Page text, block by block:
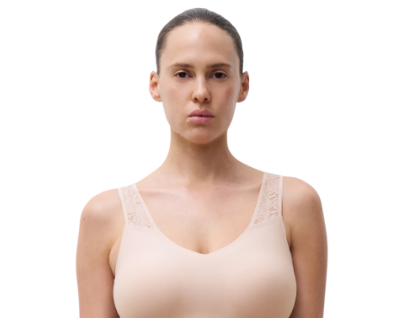
「AFTEE先享後付」，若未經同意申辦者引起之損失，本公司不負相關責
４．使用「AFTEE先享後付」時，將依據個別帳號之用戶狀況，依本公司即
時審查核予不同之上限額度；若仍有額度不足之情形，本公司將視審查結果
５．嚴禁一人註冊多個帳號或使用他人資訊註冊。若發現惡意使用之情形，
恩沛科技股份有限公司將有權停止該用戶之使用額度並採取法律行動。